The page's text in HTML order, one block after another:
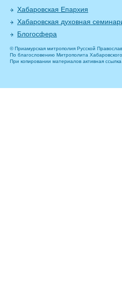
Хабаровская Епархия
Хабаровская духовная
Блогосфера
© Приамурская митрополия Русской
По благословению Митрополита
При копировании материалов активная ссылка